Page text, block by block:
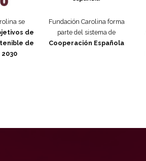
se
de
de
2030
Fundación Carolina forma
parte del sistema de
Cooperación Española